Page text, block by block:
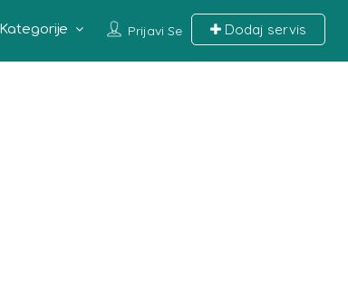
Prijavi Se Dodaj servis
Kategorije